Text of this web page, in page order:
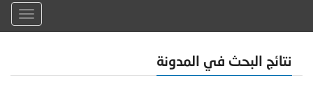
القائمة
نتائج البحث في المدونة